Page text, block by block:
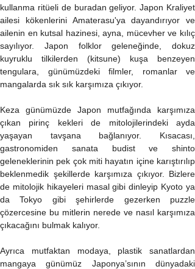
kullanma ritüeli de buradan geliyor. Japon Kraliyet
ailesi kökenlerini Amaterasu'ya dayandırıyor ve
ailenin en kutsal hazinesi, ayna, mücevher ve kılıç
sayılıyor. Japon folklor geleneğinde, dokuz
kuyruklu tilkilerden (kitsune) kuşa benzeyen
tengulara, günümüzdeki filmler, romanlar ve
mangalarda sık sık karşımıza çıkıyor.
Keza günümüzde Japon mutfağında karşımıza
çıkan pirinç kekleri de mitolojilerindeki ayda
yaşayan tavşana bağlanıyor. Kısacası,
gastronomiden sanata budist ve shinto
geleneklerinin pek çok miti hayatın içine karıştırılıp
beklenmedik şekillerde karşımıza çıkıyor. Bizlere
de mitolojik hikayeleri masal gibi dinleyip Kyoto ya
da Tokyo gibi şehirlerde gezerken puzzle
çözercesine bu mitlerin nerede ve nasıl karşımıza
çıkacağını bulmak kalıyor.
Ayrıca mutfaktan modaya, plastik sanatlardan
mangaya günümüz Japonya’sının dünyadaki